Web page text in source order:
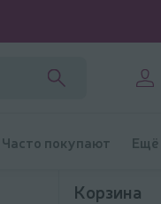
Часто покупают Ещё
Корзина